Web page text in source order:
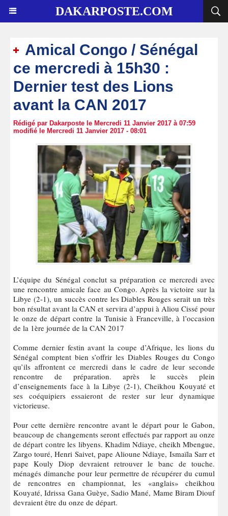
DAKARPOSTE.COM
Amical Congo / Sénégal
ce mercredi à 15h30 :
Dernier test des Lions
avant la CAN 2017
Rédigé par Dakarposte le Mercredi 11 Janvier 2017 à 07:59
modifié le Mercredi 11 Janvier 2017 - 08:01
L’équipe du Sénégal conclut sa préparation ce mercredi avec
une rencontre amicale face au Congo. Après la victoire sur la
Libye (2-1), un succès contre les Diables Rouges serait un très
bon résultat avant la CAN et servira d’appui à Aliou Cissé pour
le onze de départ contre la Tunisie à Franceville, à l’occasion
de la 1ère journée de la CAN 2017
Comme dernier festin avant la coupe d’Afrique, les lions du
Sénégal comptent bien s’offrir les Diables Rouges du Congo
qu’ils affrontent ce mercredi dans le cadre de leur seconde
rencontre de préparation. après le succès plein
d’enseignements face à la Libye (2-1), Cheikhou Kouyaté et
ses coéquipiers essaieront de rester sur leur dynamique
victorieuse.
Pour cette dernière rencontre avant le départ pour le Gabon,
beaucoup de changements seront effectués par rapport au onze
de départ contre les libyens. Khadim Ndiaye, cheikh Mbengue,
Zargo touré, Henri Saivet, pape Alioune Ndiaye, Ismaïla Sarr et
pape Kouly Diop devraient retrouver le banc de touche.
ménagés dimanche pour leur permettre de récupérer du cumul
de rencontres en championnat, les «anglais» cheikhou
Kouyaté, Idrissa Gana Guèye, Sadio Mané, Mame Biram Diouf
devraient être du onze de départ.